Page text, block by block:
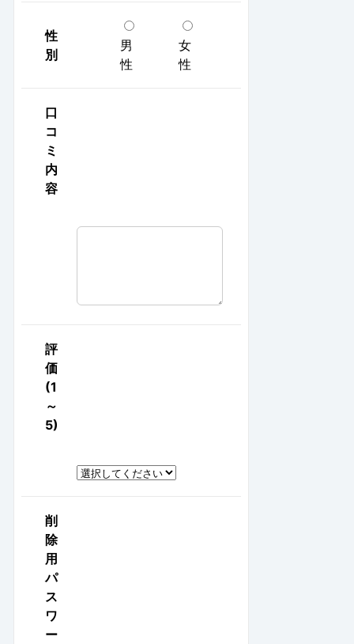
性
別
男
性
女
性
口
コ
ミ
内
容
評
価
(1
～
5)
削
除
用
パ
ス
ワ
ー